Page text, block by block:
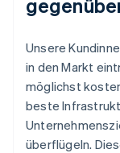
Unsere
in den Markt
möglichst
beste
überflügeln.